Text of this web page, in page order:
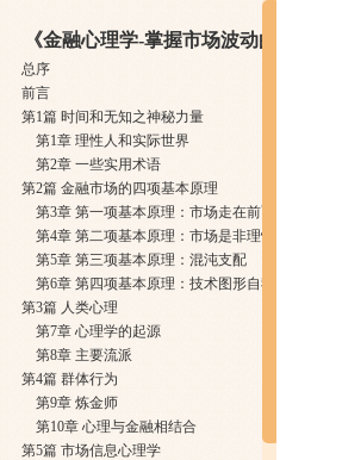
《金融心理学-掌握市场波动的真谛》
总序
前言
第1篇 时间和无知之神秘力量
第1章 理性人和实际世界
第2章 一些实用术语
第2篇 金融市场的四项基本原理
第3章 第一项基本原理：市场走在前面
第4章 第二项基本原理：市场是非理性的
第5章 第三项基本原理：混沌支配
第6章 第四项基本原理：技术图形自我实现
第3篇 人类心理
第7章 心理学的起源
第8章 主要流派
第4篇 群体行为
第9章 炼金师
第10章 心理与金融相结合
第5篇 市场信息心理学